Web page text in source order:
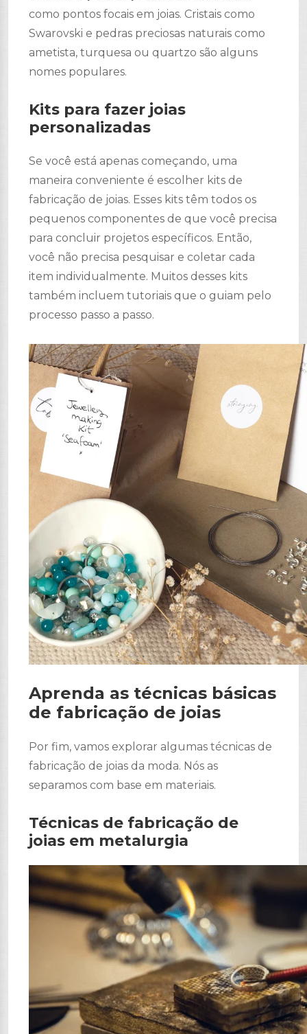
como pontos focais em joias. Cristais como
Swarovski e pedras preciosas naturais como
ametista, turquesa ou quartzo são alguns
nomes populares.
Kits para fazer joias
personalizadas
Se você está apenas começando, uma
maneira conveniente é escolher kits de
fabricação de joias. Esses kits têm todos os
pequenos componentes de que você precisa
para concluir projetos específicos. Então,
você não precisa pesquisar e coletar cada
item individualmente. Muitos desses kits
também incluem tutoriais que o guiam pelo
processo passo a passo.
Aprenda as técnicas básicas
de fabricação de joias
Por fim, vamos explorar algumas técnicas de
fabricação de joias da moda. Nós as
separamos com base em materiais.
Técnicas de fabricação de
joias em metalurgia